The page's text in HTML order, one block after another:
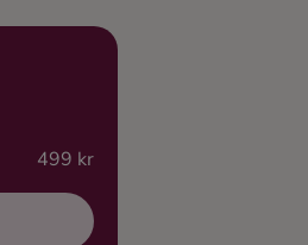
499 kr